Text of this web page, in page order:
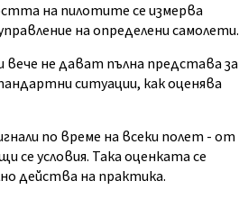
на пилотите се измерва
на определени самолети.
не дават пълна представа за
ситуации, как оценява
по време на всеки полет - от
се условия. Така оценката се
действа на практика.